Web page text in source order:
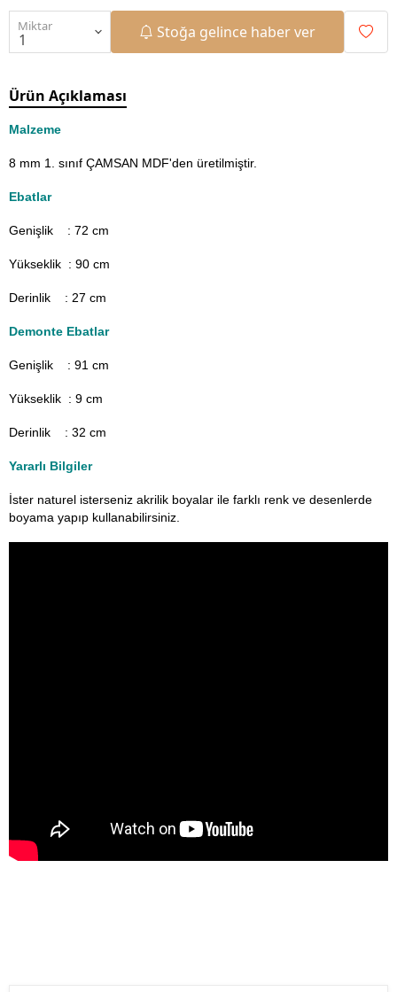
Miktar Stoğa gelince haber ver
Ürün Açıklaması
Malzeme
8 mm 1. sınıf ÇAMSAN MDF'den üretilmiştir.
Ebatlar
Genişlik : 72 cm
Yükseklik : 90 cm
Derinlik : 27 cm
Demonte Ebatlar
Genişlik : 91 cm
Yükseklik : 9 cm
Derinlik : 32 cm
Yararlı Bilgiler
İster naturel isterseniz akrilik boyalar ile farklı renk ve desenlerde
boyama yapıp kullanabilirsiniz.